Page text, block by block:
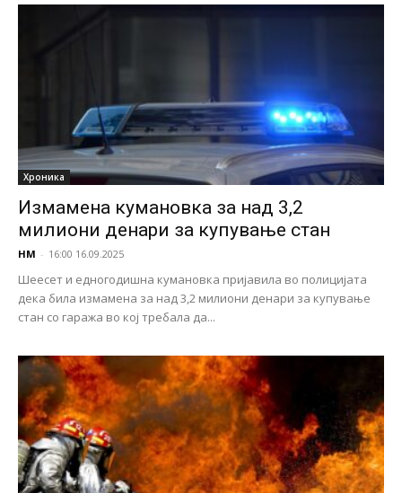
Хроника
Измамена кумановка за над 3,2
милиони денари за купување стан
НМ - 16:00 16.09.2025
Шеесет и едногодишна кумановка пријавила во полицијата
дека била измамена за над 3,2 милиони денари за купување
стан со гаража во кој требала да...